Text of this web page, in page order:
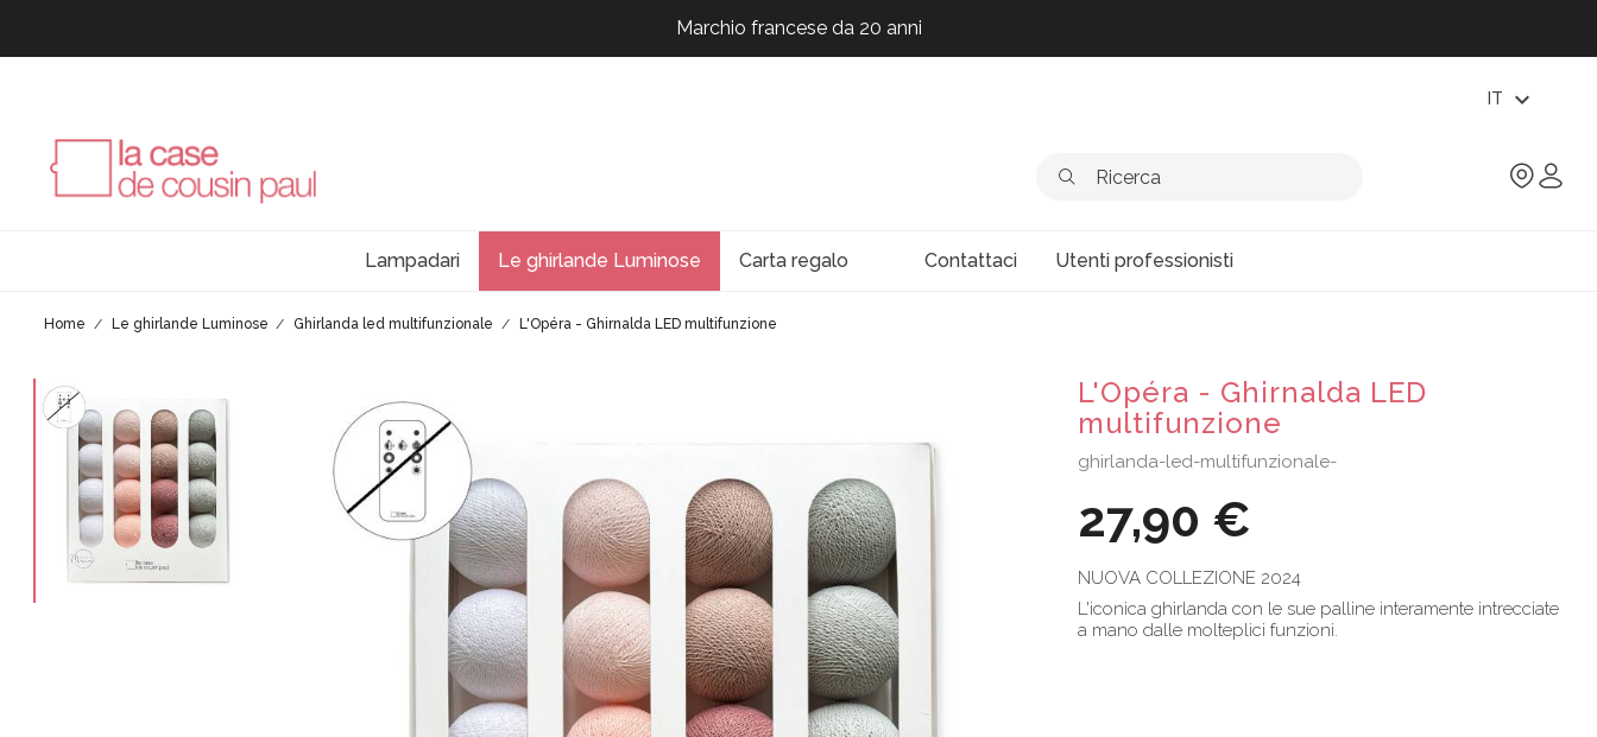
Marchio francese da 20 anni
Marchio francese da 20 anni
IT expand_more
Lampadari Le ghirlande Luminose Carta regalo Contattaci Utenti professionisti
Home Le ghirlande Luminose Ghirlanda led multifunzionale L'Opéra - Ghirnalda LED multifunzione
L'Opéra - Ghirnalda LED
multifunzione
ghirlanda-led-multifunzionale-
27,90 €
NUOVA COLLEZIONE 2024
L'iconica ghirlanda con le sue palline interamente intrecciate
a mano dalle molteplici funzioni.